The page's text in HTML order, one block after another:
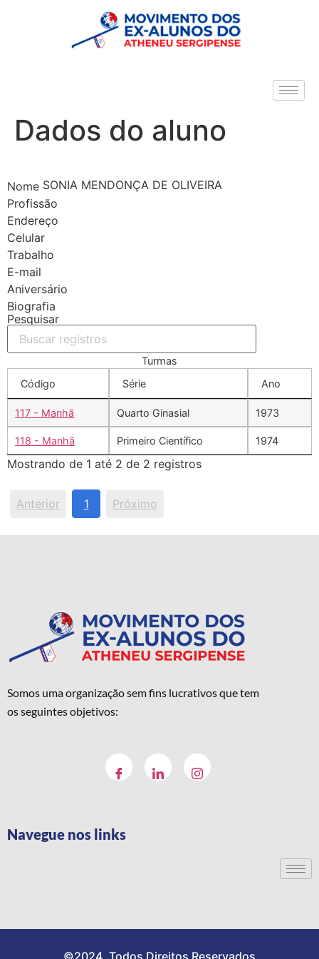
Dados do aluno
Nome SONIA MENDONÇA DE OLIVEIRA
Profissão
Endereço
Celular
Trabalho
E-mail
Aniversário
Biografia
Pesquisar
Turmas
Código
Série Ano
117 - Manhã Quarto Ginasial 1973
118 - Manhã Primeiro Científico 1974
Mostrando de 1 até 2 de 2 registros
Anterior 1 Próximo
Somos uma organização sem fins lucrativos que tem
os seguintes objetivos:
Navegue nos links
©2024. Todos Direitos Reservados